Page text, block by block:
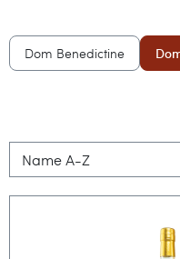
Dom Benedictine